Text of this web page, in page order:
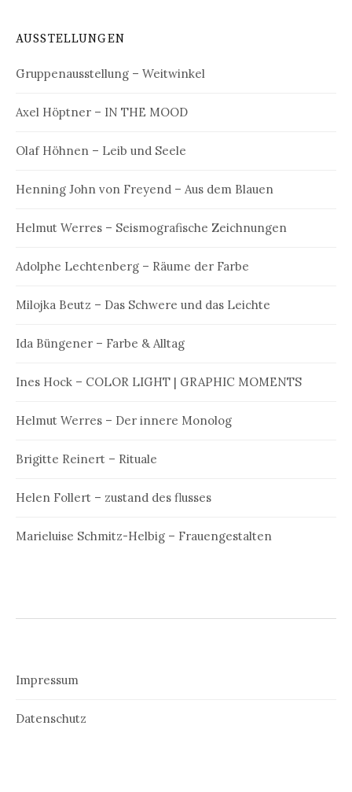
AUSSTELLUNGEN
Gruppenausstellung – Weitwinkel
Axel Höptner – IN THE MOOD
Olaf Höhnen – Leib und Seele
Henning John von Freyend – Aus dem Blauen
Helmut Werres – Seismografische Zeichnungen
Adolphe Lechtenberg – Räume der Farbe
Milojka Beutz – Das Schwere und das Leichte
Ida Büngener – Farbe & Alltag
Ines Hock – COLOR LIGHT | GRAPHIC MOMENTS
Helmut Werres – Der innere Monolog
Brigitte Reinert – Rituale
Helen Follert – zustand des flusses
Marieluise Schmitz-Helbig – Frauengestalten
Impressum
Datenschutz